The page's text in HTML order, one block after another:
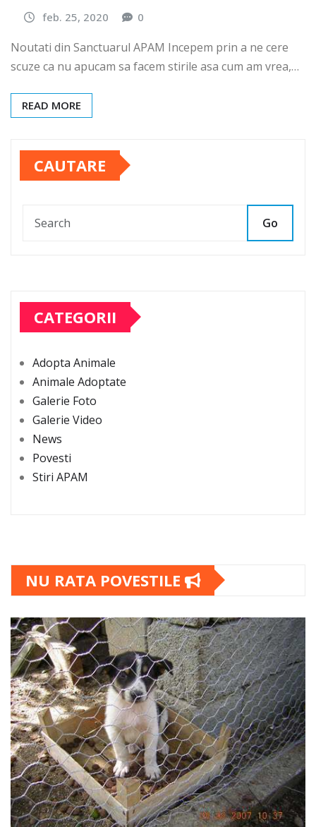
feb. 25, 2020 0
Noutati din Sanctuarul APAM Incepem prin a ne cere
scuze ca nu apucam sa facem stirile asa cum am vrea,…
READ MORE
CAUTARE
Go
CATEGORII
Adopta Animale
Animale Adoptate
Galerie Foto
Galerie Video
News
Povesti
Stiri APAM
NU RATA POVESTILE